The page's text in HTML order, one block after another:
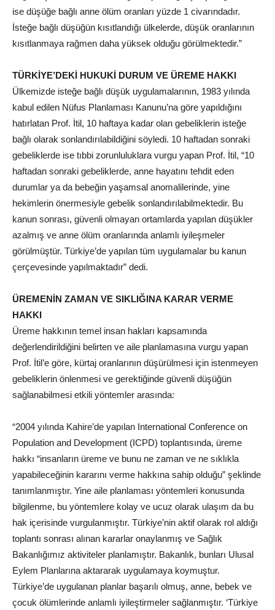
ise düşüğe bağlı anne ölüm oranları yüzde 1 civarındadır.
İsteğe bağlı düşüğün kısıtlandığı ülkelerde, düşük oranlarının
kısıtlanmaya rağmen daha yüksek olduğu görülmektedir.”
TÜRKİYE’DEKİ HUKUKİ DURUM VE ÜREME HAKKI
Ülkemizde isteğe bağlı düşük uygulamalarının, 1983 yılında
kabul edilen Nüfus Planlaması Kanunu’na göre yapıldığını
hatırlatan Prof. İtil, 10 haftaya kadar olan gebeliklerin isteğe
bağlı olarak sonlandırılabildiğini söyledi. 10 haftadan sonraki
gebeliklerde ise tıbbi zorunluluklara vurgu yapan Prof. İtil, “10
haftadan sonraki gebeliklerde, anne hayatını tehdit eden
durumlar ya da bebeğin yaşamsal anomalilerinde, yine
hekimlerin önermesiyle gebelik sonlandırılabilmektedir. Bu
kanun sonrası, güvenli olmayan ortamlarda yapılan düşükler
azalmış ve anne ölüm oranlarında anlamlı iyileşmeler
görülmüştür. Türkiye’de yapılan tüm uygulamalar bu kanun
çerçevesinde yapılmaktadır” dedi.
ÜREMENİN ZAMAN VE SIKLIĞINA KARAR VERME
HAKKI
Üreme hakkının temel insan hakları kapsamında
değerlendirildiğini belirten ve aile planlamasına vurgu yapan
Prof. İtil’e göre, kürtaj oranlarının düşürülmesi için istenmeyen
gebeliklerin önlenmesi ve gerektiğinde güvenli düşüğün
sağlanabilmesi etkili yöntemler arasında:
“2004 yılında Kahire’de yapılan International Conference on
Population and Development (ICPD) toplantısında, üreme
hakkı “insanların üreme ve bunu ne zaman ve ne sıklıkla
yapabileceğinin kararını verme hakkına sahip olduğu” şeklinde
tanımlanmıştır. Yine aile planlaması yöntemleri konusunda
bilgilenme, bu yöntemlere kolay ve ucuz olarak ulaşım da bu
hak içerisinde vurgulanmıştır. Türkiye’nin aktif olarak rol aldığı
toplantı sonrası alınan kararlar onaylanmış ve Sağlık
Bakanlığımız aktiviteler planlamıştır. Bakanlık, bunları Ulusal
Eylem Planlarına aktararak uygulamaya koymuştur.
Türkiye’de uygulanan planlar başarılı olmuş, anne, bebek ve
çocuk ölümlerinde anlamlı iyileştirmeler sağlanmıştır. ‘Türkiye